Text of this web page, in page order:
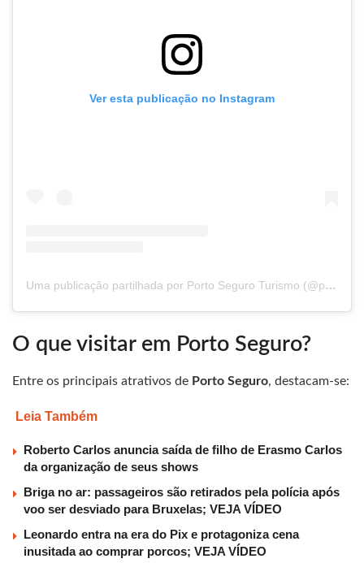
Ver esta publicação no Instagram
Uma publicação partilhada por Porto Seguro Turismo (@portoseguroturismo)
O que visitar em Porto Seguro?
Entre os principais atrativos de Porto Seguro, destacam-se:
Leia Também
Roberto Carlos anuncia saída de filho de Erasmo Carlos
da organização de seus shows
Briga no ar: passageiros são retirados pela polícia após
voo ser desviado para Bruxelas; VEJA VÍDEO
Leonardo entra na era do Pix e protagoniza cena
inusitada ao comprar porcos; VEJA VÍDEO